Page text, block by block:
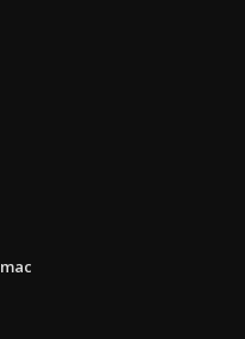
أفضل منصات التداول اليوم لنظام التشغيل mac